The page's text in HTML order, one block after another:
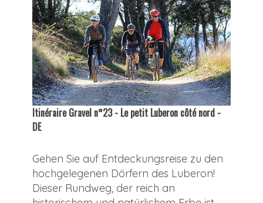
Itinéraire Gravel n°23 - Le petit Luberon côté nord -
DE
Gehen Sie auf Entdeckungsreise zu den
hochgelegenen Dörfern des Luberon!
Dieser Rundweg, der reich an